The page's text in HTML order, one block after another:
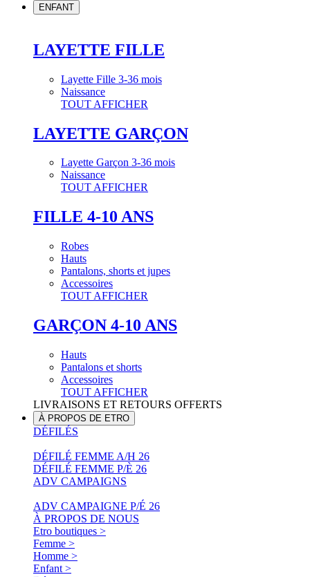
ENFANT
LAYETTE FILLE
Layette Fille 3-36 mois
Naissance
TOUT AFFICHER
LAYETTE GARÇON
Layette Garçon 3-36 mois
Naissance
TOUT AFFICHER
FILLE 4-10 ANS
Robes
Hauts
Pantalons, shorts et jupes
Accessoires
TOUT AFFICHER
GARÇON 4-10 ANS
Hauts
Pantalons et shorts
Accessoires
TOUT AFFICHER
LIVRAISONS ET RETOURS OFFERTS
À PROPOS DE ETRO
DÉFILÉS
DÉFILÉ FEMME A/H 26
DÉFILÉ FEMME P/È 26
ADV CAMPAIGNS
ADV CAMPAIGNE P/É 26
À PROPOS DE NOUS
Etro boutiques >
Femme >
Homme >
Enfant >